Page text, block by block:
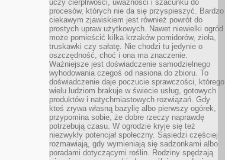
uczy cierpliwości, uważności i szacunku do
procesów, których nie da się przyspieszyć. Bardzo
ciekawym zjawiskiem jest również powrót do
prostych upraw użytkowych. Nawet niewielki ogród
może pomieścić kilka krzaków pomidorów, zioła,
truskawki czy sałatę. Nie chodzi tu jedynie o
oszczędność, choć i ona ma znaczenie.
Ważniejsze jest doświadczenie samodzielnego
wyhodowania czegoś od nasiona do zbioru. To
doświadczenie daje poczucie sprawczości, którego
wielu ludziom brakuje w świecie usług, gotowych
produktów i natychmiastowych rozwiązań. Gdy
ktoś zrywa własną bazylię albo pierwszy ogórek,
przypomina sobie, że dobre rzeczy naprawdę
potrzebują czasu. W ogrodzie kryje się też
niezwykły potencjał społeczny. Sąsiedzi częściej
rozmawiają, gdy wymieniają się sadzonkami albo
poradami dotyczącymi roślin. Rodziny spędzają